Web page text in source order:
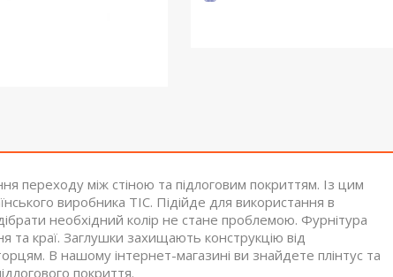
переходу між стіною та підлоговим покриттям. Із цим
виробника ТІС. Підійде для використання в
необхідний колір не стане проблемою. Фурнітура
та краї. Заглушки захищають конструкцію від
В нашому інтернет-магазині ви знайдете плінтус та
покриття.